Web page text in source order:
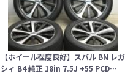
【ホイール程度良好】スバル BN レガ
シィ B4 純正 18in 7.5J +55 PCD…